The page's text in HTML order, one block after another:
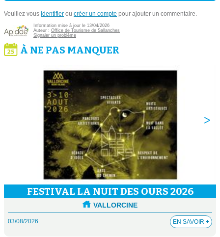
Veuillez vous identifier ou créer un compte pour ajouter un commentaire.
Information mise à jour le 13/04/2026
Auteur : Office de Tourisme de Sallanches
Signaler un problème
À NE PAS MANQUER
FESTIVAL LA NUIT DES OURS 2026
VALLORCINE
03/08/2026 EN SAVOIR +